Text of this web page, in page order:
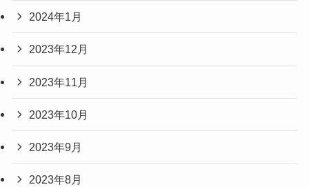
2024年1月
2023年12月
2023年11月
2023年10月
2023年9月
2023年8月